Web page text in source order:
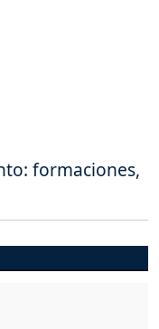
formaciones,